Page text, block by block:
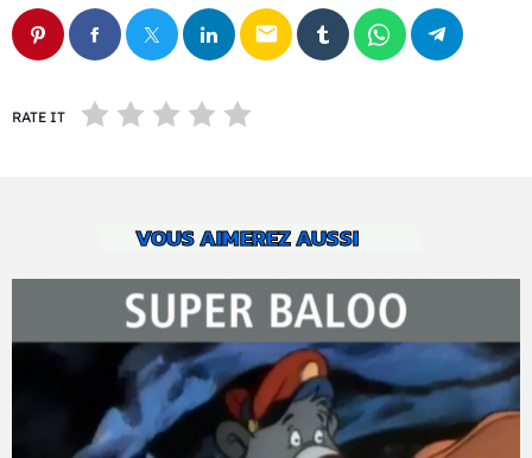
email
RATE IT
VOUS AIMEREZ AUSSI